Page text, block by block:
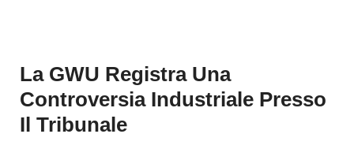
La GWU Registra Una
Controversia Industriale Presso
Il Tribunale